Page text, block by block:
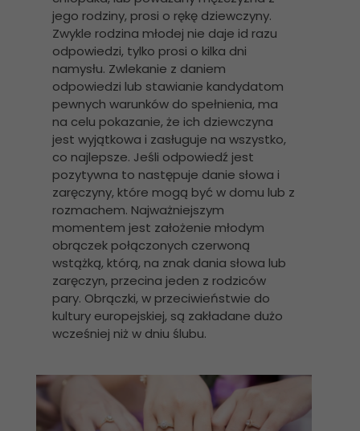
jego rodziny, prosi o rękę dziewczyny.
Zwykle rodzina młodej nie daje id razu
odpowiedzi, tylko prosi o kilka dni
namysłu. Zwlekanie z daniem
odpowiedzi lub stawianie kandydatom
pewnych warunków do spełnienia, ma
na celu pokazanie, że ich dziewczyna
jest wyjątkowa i zasługuje na wszystko,
co najlepsze. Jeśli odpowiedź jest
pozytywna to następuje danie słowa i
zaręczyny, które mogą być w domu lub z
rozmachem. Najważniejszym
momentem jest założenie młodym
obrączek połączonych czerwoną
wstążką, którą, na znak dania słowa lub
zaręczyn, przecina jeden z rodziców
pary. Obrączki, w przeciwieństwie do
kultury europejskiej, są zakładane dużo
wcześniej niż w dniu ślubu.